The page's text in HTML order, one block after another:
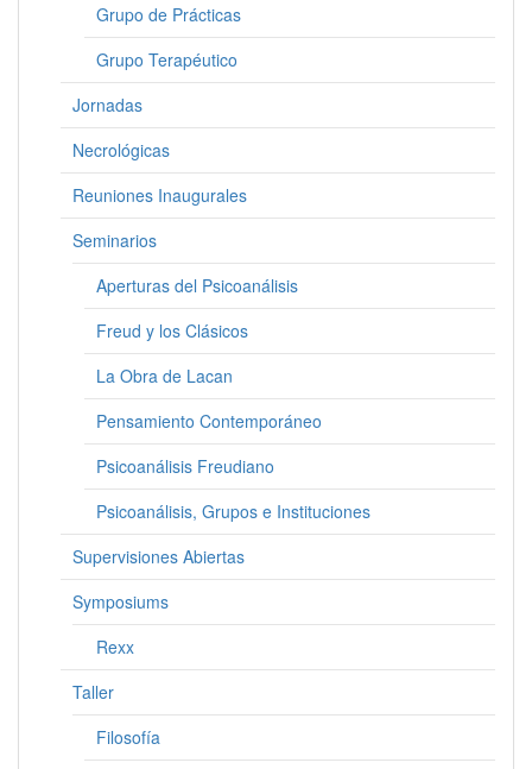
Grupo de Prácticas
Grupo Terapéutico
Jornadas
Necrológicas
Reuniones Inaugurales
Seminarios
Aperturas del Psicoanálisis
Freud y los Clásicos
La Obra de Lacan
Pensamiento Contemporáneo
Psicoanálisis Freudiano
Psicoanálisis, Grupos e Instituciones
Supervisiones Abiertas
Symposiums
Rexx
Taller
Filosofía